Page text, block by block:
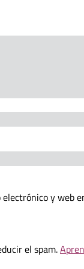
y web
el spam.